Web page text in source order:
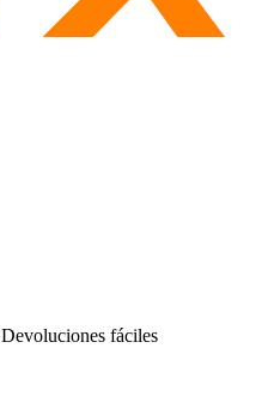
Devoluciones fáciles